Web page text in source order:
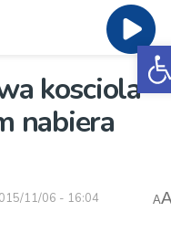
kosciola
nabiera
11/06 - 16:04 A